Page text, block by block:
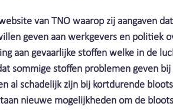
zeep Industrie | Clean Air
Air Nederland Slijpstof |
van TNO waarop zij aangaven
geven aan werkgevers en politiek
aan gevaarlijke stoffen welke in de
sommige stoffen problemen geven
al schadelijk zijn bij kortdurende
nieuwe mogelijkheden om de